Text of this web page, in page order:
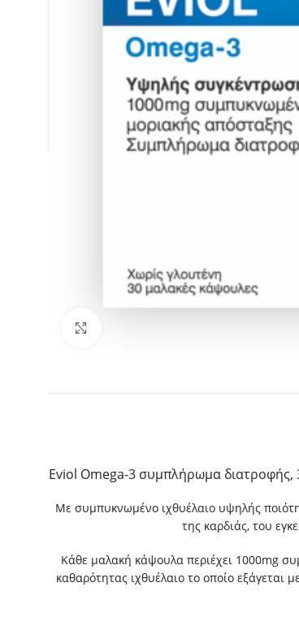
Eviol Omega-3 συμπλήρωμα διατροφής,
Με συμπυκνωμένο ιχθυέλαιο υψηλής
της καρδιάς, του
Κάθε μαλακή κάψουλα περιέχει 1000mg
καθαρότητας ιχθυέλαιο το οποίο